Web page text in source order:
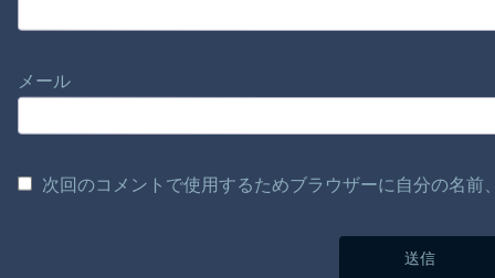
メール
次回のコメントで使用するためブラウザーに自分の名